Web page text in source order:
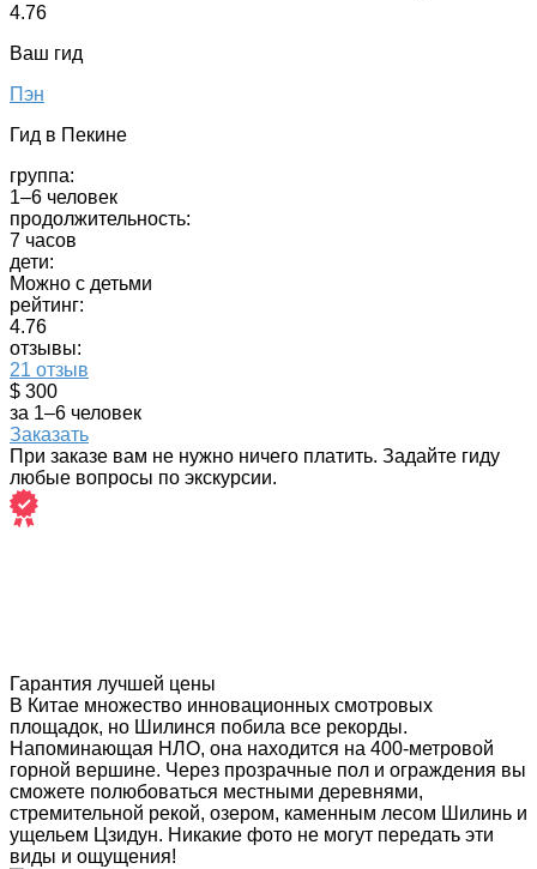
4.76
Ваш гид
Пэн
Гид в Пекине
группа:
1–6 человек
продолжительность:
7 часов
дети:
Можно с детьми
рейтинг:
4.76
отзывы:
21 отзыв
$ 300
за 1–6 человек
Заказать
При заказе вам не нужно ничего платить. Задайте гиду
любые вопросы по экскурсии.
Гарантия лучшей цены
В Китае множество инновационных смотровых
площадок, но Шилинся побила все рекорды.
Напоминающая НЛО, она находится на 400-метровой
горной вершине. Через прозрачные пол и ограждения вы
сможете полюбоваться местными деревнями,
стремительной рекой, озером, каменным лесом Шилинь и
ущельем Цзидун. Никакие фото не могут передать эти
виды и ощущения!